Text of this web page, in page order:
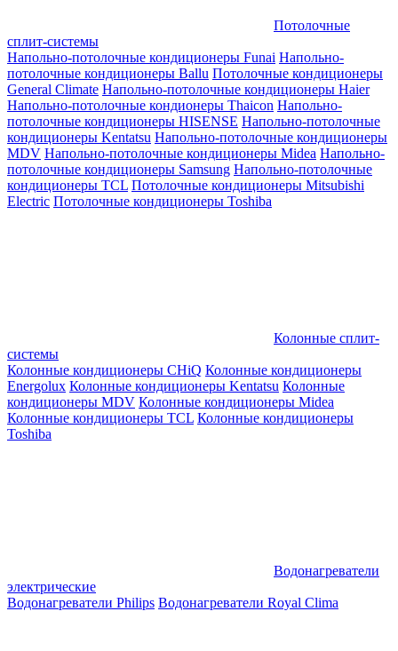
Потолочные
сплит-системы
Напольно-потолочные кондиционеры Funai Напольно-
потолочные кондиционеры Ballu Потолочные кондиционеры
General Climate Напольно-потолочные кондиционеры Haier
Напольно-потолочные кондионеры Thaicon Напольно-
потолочные кондиционеры HISENSE Напольно-потолочные
кондиционеры Kentatsu Напольно-потолочные кондиционеры
MDV Напольно-потолочные кондиционеры Midea Напольно-
потолочные кондиционеры Samsung Напольно-потолочные
кондиционеры TCL Потолочные кондиционеры Mitsubishi
Electric Потолочные кондиционеры Toshiba
Колонные сплит-
системы
Колонные кондиционеры CHiQ Колонные кондиционеры
Energolux Колонные кондиционеры Kentatsu Колонные
кондиционеры MDV Колонные кондиционеры Midea
Колонные кондиционеры TCL Колонные кондиционеры
Toshiba
Водонагреватели
электрические
Водонагреватели Philips Водонагреватели Royal Clima